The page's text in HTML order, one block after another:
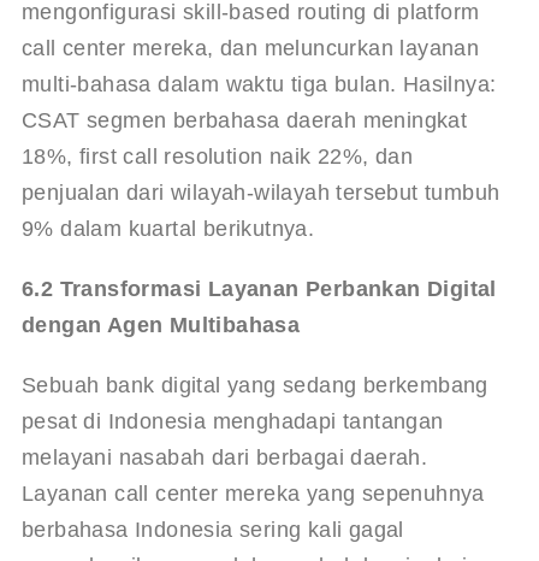
mengonfigurasi skill-based routing di platform
call center mereka, dan meluncurkan layanan
multi-bahasa dalam waktu tiga bulan. Hasilnya:
CSAT segmen berbahasa daerah meningkat
18%, first call resolution naik 22%, dan
penjualan dari wilayah-wilayah tersebut tumbuh
9% dalam kuartal berikutnya.
6.2 Transformasi Layanan Perbankan Digital
dengan Agen Multibahasa
Sebuah bank digital yang sedang berkembang
pesat di Indonesia menghadapi tantangan
melayani nasabah dari berbagai daerah.
Layanan call center mereka yang sepenuhnya
berbahasa Indonesia sering kali gagal